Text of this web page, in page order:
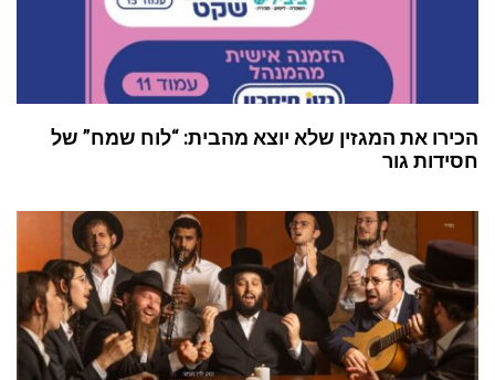
הכירו את המגזין שלא יוצא מהבית: “לוח שמח” של
חסידות גור